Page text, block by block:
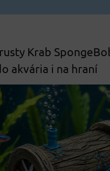
Krab
akvária i na hraní